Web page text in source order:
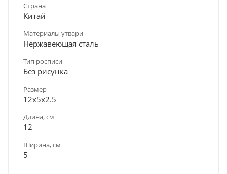
Страна
Китай
Материалы утвари
Нержавеющая сталь
Тип росписи
Без рисунка
Размер
12х5х2.5
Длина, см
12
Ширина, см
5